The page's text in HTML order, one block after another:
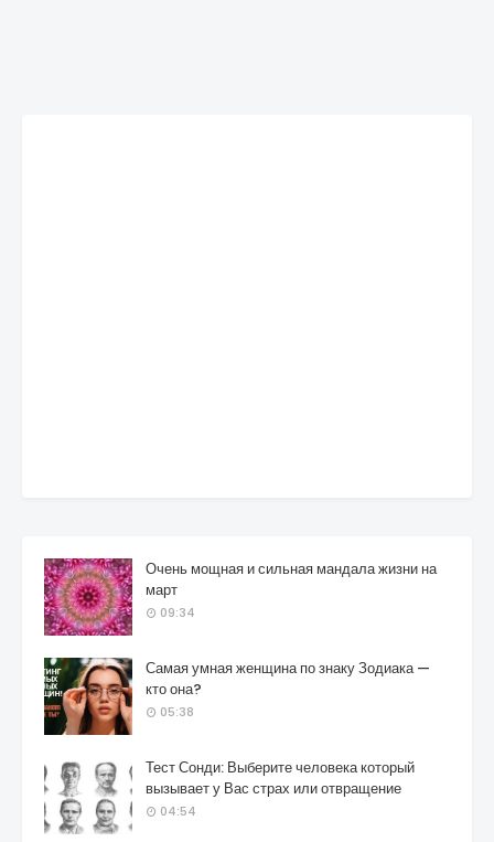
Очень мощная и сильная мандала жизни на
март
09:34
Самая умная женщина по знаку Зодиака —
кто она?
05:38
Тест Сонди: Выберите человека который
вызывает у Вас страх или отвращение
04:54